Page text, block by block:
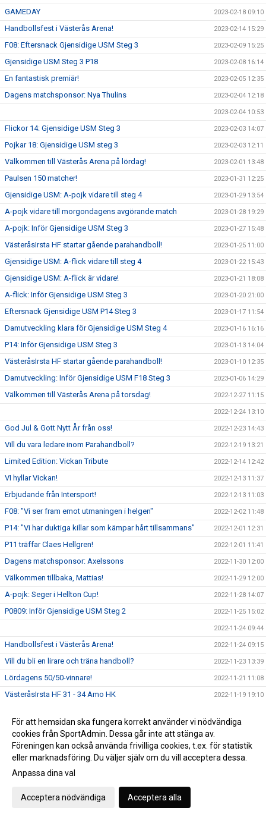
GAMEDAY 2023-02-18 09:10
Handbollsfest i Västerås Arena! 2023-02-14 15:29
F08: Eftersnack Gjensidige USM Steg 3 2023-02-09 15:25
Gjensidige USM Steg 3 P18 2023-02-08 16:14
En fantastisk premiär! 2023-02-05 12:35
Dagens matchsponsor: Nya Thulins 2023-02-04 12:18
2023-02-04 10:53
Flickor 14: Gjensidige USM Steg 3 2023-02-03 14:07
Pojkar 18: Gjensidige USM steg 3 2023-02-03 12:11
Välkommen till Västerås Arena på lördag! 2023-02-01 13:48
Paulsen 150 matcher! 2023-01-31 12:25
Gjensidige USM: A-pojk vidare till steg 4 2023-01-29 13:54
A-pojk vidare till morgondagens avgörande match 2023-01-28 19:29
A-pojk: Inför Gjensidige USM Steg 3 2023-01-27 15:48
VästeråsIrsta HF startar gående parahandboll! 2023-01-25 11:00
Gjensidige USM: A-flick vidare till steg 4 2023-01-22 15:43
Gjensidige USM: A-flick är vidare! 2023-01-21 18:08
A-flick: Inför Gjensidige USM Steg 3 2023-01-20 21:00
Eftersnack Gjensidige USM P14 Steg 3 2023-01-17 11:54
Damutveckling klara för Gjensidige USM Steg 4 2023-01-16 16:16
P14: Inför Gjensidige USM Steg 3 2023-01-13 14:04
VästeråsIrsta HF startar gående parahandboll! 2023-01-10 12:35
Damutveckling: Inför Gjensidige USM F18 Steg 3 2023-01-06 14:29
Välkommen till Västerås Arena på torsdag! 2022-12-27 11:15
2022-12-24 13:10
God Jul & Gott Nytt År från oss! 2022-12-23 14:43
Vill du vara ledare inom Parahandboll? 2022-12-19 13:21
Limited Edition: Vickan Tribute 2022-12-14 12:42
VI hyllar Vickan! 2022-12-13 11:37
Erbjudande från Intersport! 2022-12-13 11:03
F08: "Vi ser fram emot utmaningen i helgen" 2022-12-02 11:48
P14: "Vi har duktiga killar som kämpar hårt tillsammans" 2022-12-01 12:31
P11 träffar Claes Hellgren! 2022-12-01 11:41
Dagens matchsponsor: Axelssons 2022-11-30 12:00
Välkommen tillbaka, Mattias! 2022-11-29 12:00
A-pojk: Seger i Hellton Cup! 2022-11-28 14:07
P0809: Inför Gjensidige USM Steg 2 2022-11-25 15:02
2022-11-24 09:44
Handbollsfest i Västerås Arena! 2022-11-24 09:15
Vill du bli en lirare och träna handboll? 2022-11-23 13:39
Lördagens 50/50-vinnare! 2022-11-21 11:08
VästeråsIrsta HF 31 - 34 Amo HK 2022-11-19 19:10
Nyhet i vår souvenirbutik! 2022-11-17 11:58
Föreningsutveckling - Elit är igång! 2022-11-16 15:38
P18 vidare till Gjensidige USM Steg 3! 2022-11-15 13:50
Världsdiabetesdagen 2022
P19: Gjensidige USM Steg 2
För att hemsidan ska fungera korrekt använder vi nödvändiga
cookies från SportAdmin. Dessa går inte att stänga av.
Föreningen kan också använda frivilliga cookies, t.ex. för statistik
eller marknadsföring. Du väljer själv om du vill acceptera dessa.
Anpassa dina val
Acceptera nödvändiga Acceptera alla